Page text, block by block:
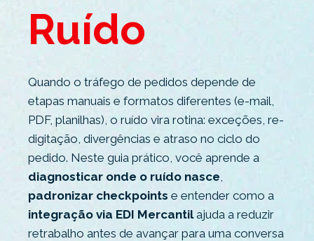
Ruído
Quando o tráfego de pedidos depende de
etapas manuais e formatos diferentes (e-mail,
PDF, planilhas), o ruído vira rotina: exceções, re-
digitação, divergências e atraso no ciclo do
pedido. Neste guia prático, você aprende a
diagnosticar onde o ruído nasce,
padronizar checkpoints e entender como a
integração via EDI Mercantilajuda a reduzir
retrabalho antes de avançar para uma conversa